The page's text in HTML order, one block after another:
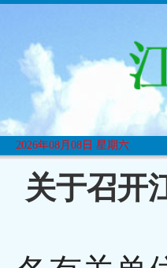
2026年08月08日 星期六
关于召开